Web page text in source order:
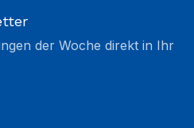
der Woche direkt in Ihr